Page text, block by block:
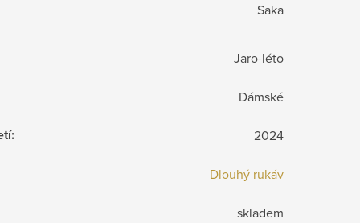
Saka
Jaro-léto
Dámské
: 2024
Dlouhý rukáv
skladem